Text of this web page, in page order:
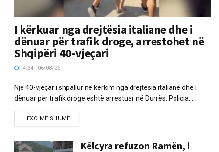
I kërkuar nga drejtësia italiane dhe i
dënuar për trafik droge, arrestohet në
Shqipëri 40-vjeçari
14:34 - 06/08/26
Një 40-vjeçar i shpallur në kërkim nga drejtësia italiane dhe i
dënuar për trafik droge është arrestuar në Durrës. Policia...
LEXO MË SHUMË
Këlcyra refuzon Ramën, i